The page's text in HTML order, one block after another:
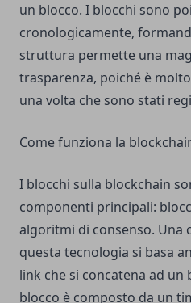
un blocco. I blocchi sono
cronologicamente,
struttura permette una
trasparenza, poiché è
una volta che sono stati
Come funziona la
I blocchi sulla blockchain
componenti principali:
algoritmi di consenso. Una
questa tecnologia si basa
link che si concatena ad un
blocco è composto da un